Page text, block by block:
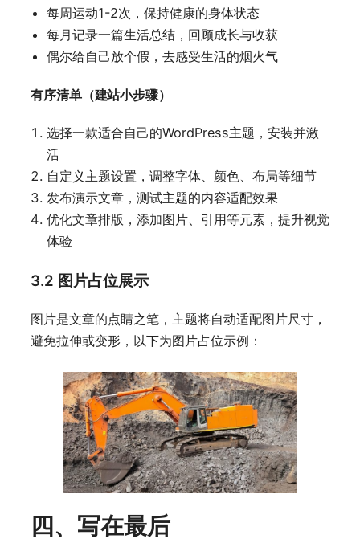
每周运动1-2次，保持健康的身体状态
每月记录一篇生活总结，回顾成长与收获
偶尔给自己放个假，去感受生活的烟火气
有序清单（建站小步骤）
选择一款适合自己的WordPress主题，安装并激
活
自定义主题设置，调整字体、颜色、布局等细节
发布演示文章，测试主题的内容适配效果
优化文章排版，添加图片、引用等元素，提升视觉
体验
3.2 图片占位展示
图片是文章的点睛之笔，主题将自动适配图片尺寸，
避免拉伸或变形，以下为图片占位示例：
四、写在最后